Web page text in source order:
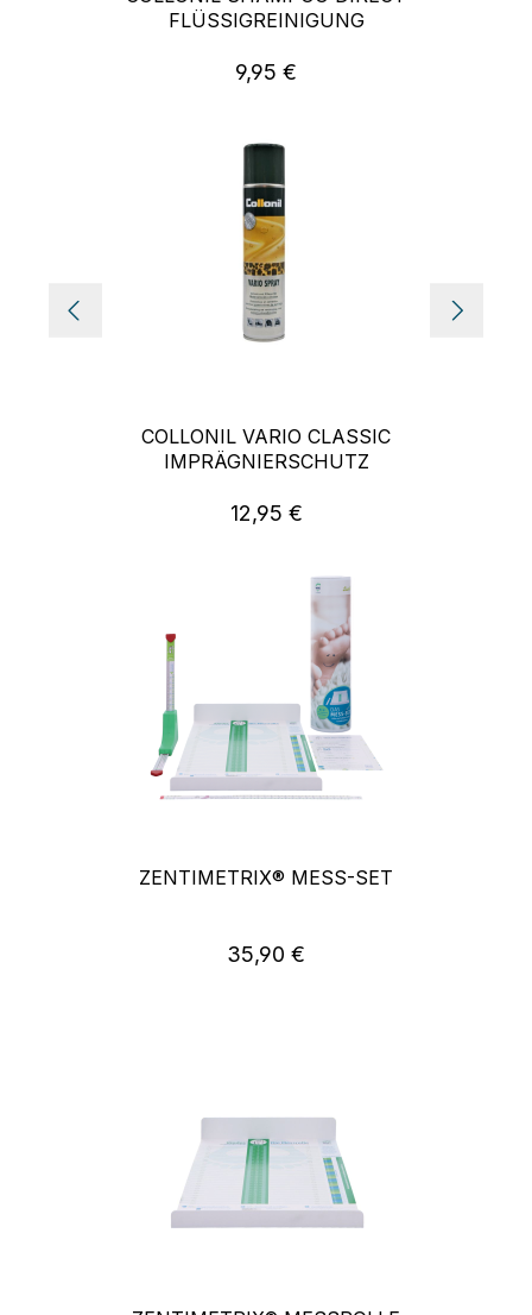
FLÜSSIGREINIGUNG
Regulärer Preis:
9,95 €
COLLONIL VARIO CLASSIC
IMPRÄGNIERSCHUTZ
Regulärer Preis:
12,95 €
ZENTIMETRIX® MESS-SET
Regulärer Preis:
35,90 €